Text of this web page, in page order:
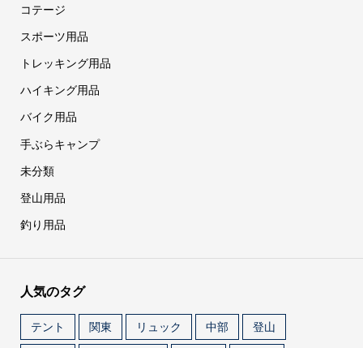
コテージ
スポーツ用品
トレッキング用品
ハイキング用品
バイク用品
手ぶらキャンプ
未分類
登山用品
釣り用品
人気のタグ
テント 関東 リュック 中部
登山